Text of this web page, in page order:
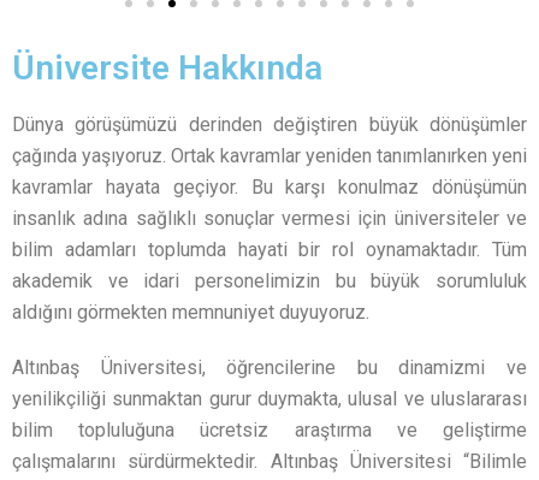
Üniversite Hakkında
Dünya görüşümüzü derinden değiştiren büyük dönüşümler
çağında yaşıyoruz. Ortak kavramlar yeniden tanımlanırken yeni
kavramlar hayata geçiyor. Bu karşı konulmaz dönüşümün
insanlık adına sağlıklı sonuçlar vermesi için üniversiteler ve
bilim adamları toplumda hayati bir rol oynamaktadır. Tüm
akademik ve idari personelimizin bu büyük sorumluluk
aldığını görmekten memnuniyet duyuyoruz.
Altınbaş Üniversitesi, öğrencilerine bu dinamizmi ve
yenilikçiliği sunmaktan gurur duymakta, ulusal ve uluslararası
bilim topluluğuna ücretsiz araştırma ve geliştirme
çalışmalarını sürdürmektedir. Altınbaş Üniversitesi “Bilimle